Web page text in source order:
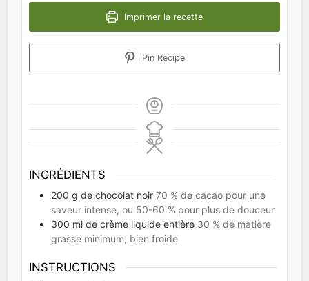
Imprimer la recette
Pin Recipe
INGRÉDIENTS
200 g de chocolat noir 70 % de cacao pour une
saveur intense, ou 50-60 % pour plus de douceur
300 ml de crème liquide entière 30 % de matière
grasse minimum, bien froide
INSTRUCTIONS